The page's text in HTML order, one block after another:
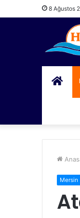
8 Ağustos
Mersin